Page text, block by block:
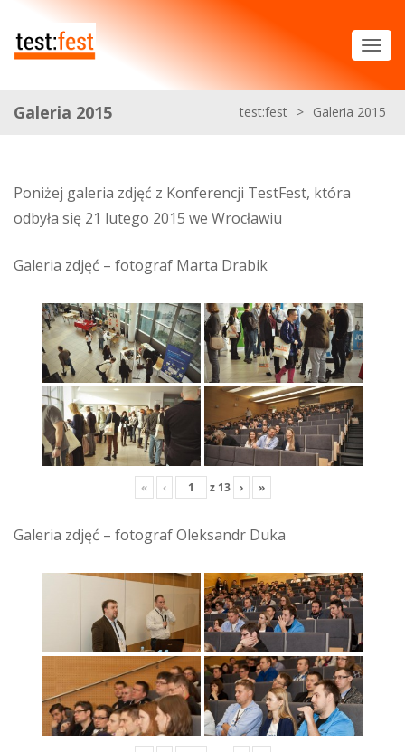
Galeria 2015 test:fest > Galeria 2015
Poniżej galeria zdjęć z Konferencji TestFest, która
odbyła się 21 lutego 2015 we Wrocławiu
Galeria zdjęć – fotograf Marta Drabik
« ‹ z 13 › »
Galeria zdjęć – fotograf Oleksandr Duka